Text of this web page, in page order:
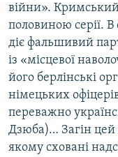
війни».
половиною серії.
діє фальшивий
із «місцевої
його берлінські
німецьких
переважно
Дзюба)… Загін цей
якому сховані